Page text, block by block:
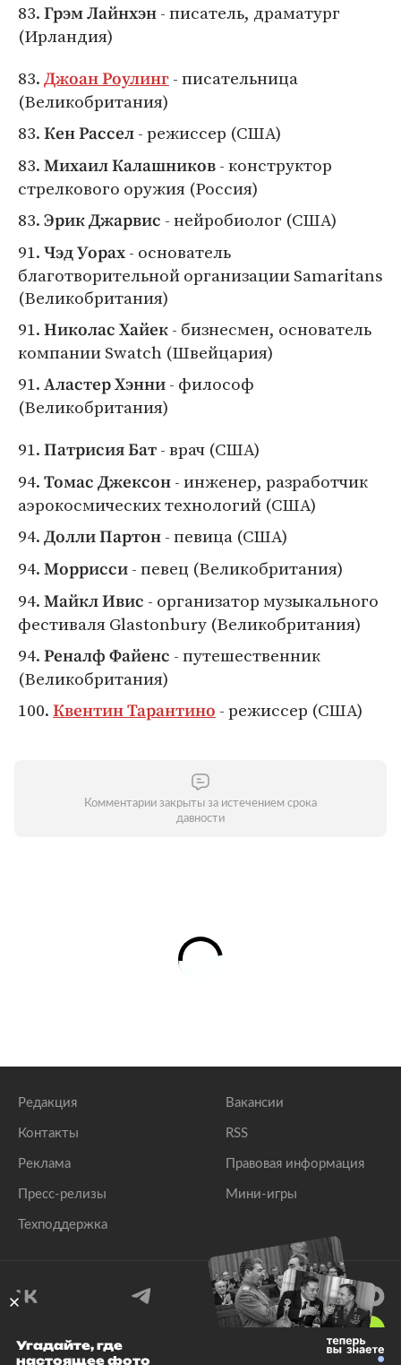
83. Грэм Лайнхэн - писатель, драматург
(Ирландия)
83. Джоан Роулинг - писательница
(Великобритания)
83. Кен Рассел - режиссер (США)
83. Михаил Калашников - конструктор
стрелкового оружия (Россия)
83. Эрик Джарвис - нейробиолог (США)
91. Чэд Уорах - основатель
благотворительной организации Samaritans
(Великобритания)
91. Николас Хайек - бизнесмен, основатель
компании Swatch (Швейцария)
91. Аластер Хэнни - философ
(Великобритания)
91. Патрисия Бат - врач (США)
94. Томас Джексон - инженер, разработчик
аэрокосмических технологий (США)
94. Долли Партон - певица (США)
94. Моррисси - певец (Великобритания)
94. Майкл Ивис - организатор музыкального
фестиваля Glastonbury (Великобритания)
94. Реналф Файенс - путешественник
(Великобритания)
100. Квентин Тарантино - режиссер (США)
Комментарии закрыты за истечением срока
давности
Редакция
Контакты
Реклама
Пресс-релизы
Техподдержка
Вакансии
RSS
Правовая информация
Мини-игры
© 1999–2026 Все права защищены.
Угадайте, где
настоящее фото